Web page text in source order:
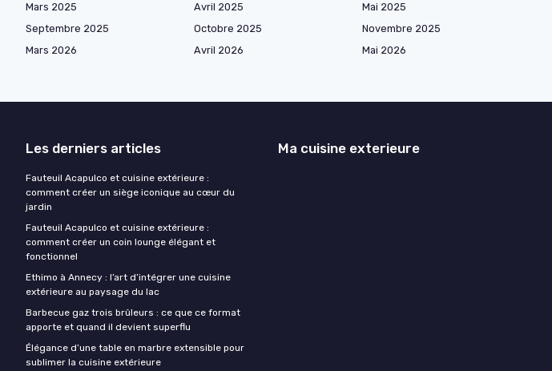
Mars 2025 Avril 2025
Mai 2025
Septembre 2025 Octobre 2025
Novembre 2025
Mars 2026 Avril 2026
Mai 2026
Les derniers articles
Fauteuil Acapulco et cuisine extérieure :
comment créer un siège iconique au cœur du
jardin
Fauteuil Acapulco et cuisine extérieure :
comment créer un coin lounge élégant et
fonctionnel
Ethimo à Annecy : l’art d’intégrer une cuisine
extérieure au paysage du lac
Barbecue gaz trois brûleurs : ce que ce format
apporte et quand il devient superflu
Élégance d’une table en marbre extensible pour
sublimer la cuisine extérieure
Ma cuisine exterieure